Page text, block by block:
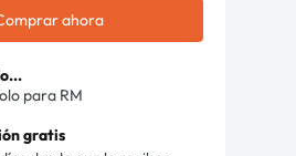
ahora
para RM
gratis